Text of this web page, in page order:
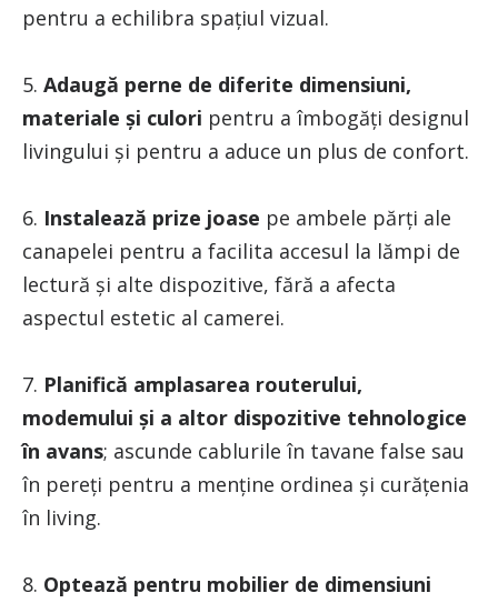
pentru a echilibra spațiul vizual.
5. Adaugă perne de diferite dimensiuni,
materiale și culori pentru a îmbogăți designul
livingului și pentru a aduce un plus de confort.
6. Instalează prize joase pe ambele părți ale
canapelei pentru a facilita accesul la lămpi de
lectură și alte dispozitive, fără a afecta
aspectul estetic al camerei.
7. Planifică amplasarea routerului,
modemului și a altor dispozitive tehnologice
în avans; ascunde cablurile în tavane false sau
în pereți pentru a menține ordinea și curățenia
în living.
8. Optează pentru mobilier de dimensiuni